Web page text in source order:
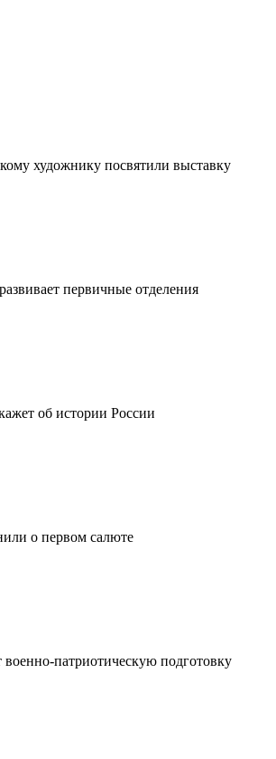
художнику посвятили выставку
первичные отделения
об истории России
о первом салюте
патриотическую подготовку